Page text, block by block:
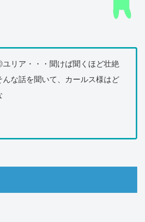
リア・・・聞けば聞くほど壮絶
んな話を聞いて、カールス様はど